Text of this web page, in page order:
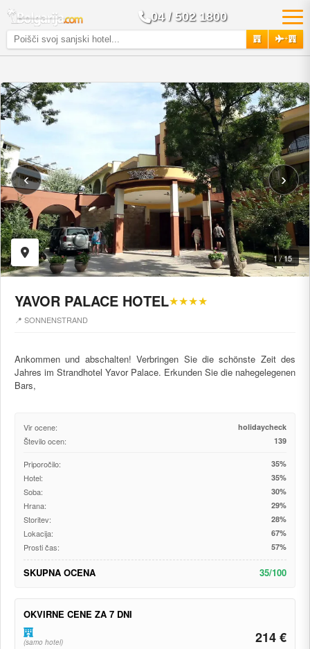
04 / 502 1800
+
‹ ›
1 / 15
YAVOR PALACE HOTEL★★★★
📍 SONNENSTRAND
Ankommen und abschalten! Verbringen Sie die schönste Zeit des
Jahres im Strandhotel Yavor Palace. Erkunden Sie die nahegelegenen
Bars,
Vir ocene: holidaycheck
Število ocen: 139
Priporočilo: 35%
Hotel: 35%
Soba: 30%
Hrana: 29%
Storitev: 28%
Lokacija: 67%
Prosti čas: 57%
SKUPNA OCENA 35/100
OKVIRNE CENE ZA 7 DNI
(samo hotel) 214 €